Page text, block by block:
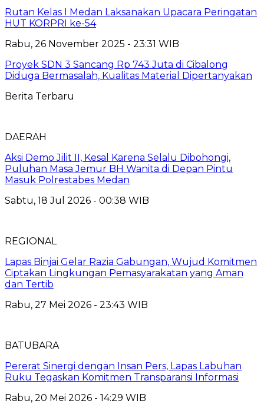
Rutan Kelas I Medan Laksanakan Upacara Peringatan
HUT KORPRI ke-54
Rabu, 26 November 2025 - 23:31 WIB
Proyek SDN 3 Sancang Rp 743 Juta di Cibalong
Diduga Bermasalah, Kualitas Material Dipertanyakan
Berita Terbaru
DAERAH
Aksi Demo Jilit II, Kesal Karena Selalu Dibohongi,
Puluhan Masa Jemur BH Wanita di Depan Pintu
Masuk Polrestabes Medan
Sabtu, 18 Jul 2026 - 00:38 WIB
REGIONAL
Lapas Binjai Gelar Razia Gabungan, Wujud Komitmen
Ciptakan Lingkungan Pemasyarakatan yang Aman
dan Tertib
Rabu, 27 Mei 2026 - 23:43 WIB
BATUBARA
Pererat Sinergi dengan Insan Pers, Lapas Labuhan
Ruku Tegaskan Komitmen Transparansi Informasi
Rabu, 20 Mei 2026 - 14:29 WIB